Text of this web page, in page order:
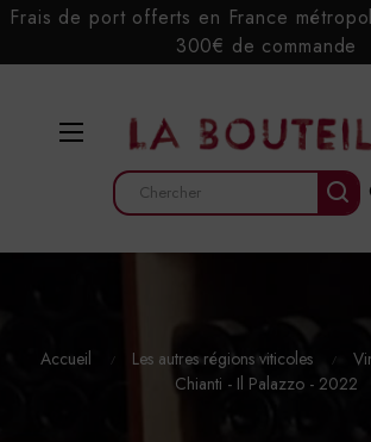
Frais de port offerts en France
300€ de commande
Basculer
navigation
☰
Accueil Les autres régions viticoles
Chianti - Il Palazzo - 2022